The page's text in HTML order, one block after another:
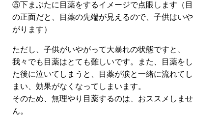
⑤下まぶたに目薬をするイメージで点眼します（目
の正面だと、目薬の先端が見えるので、子供はいや
がります）
ただし、子供がいやがって大暴れの状態ですと、
我々でも目薬はとても難しいです。また、目薬をし
た後に泣いてしまうと、目薬が涙と一緒に流れてし
まい、効果がなくなってしまいます。
そのため、無理やり目薬するのは、おススメしませ
ん。